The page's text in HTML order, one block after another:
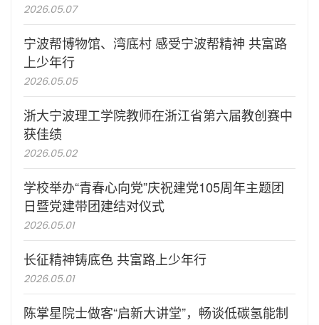
2026.05.07
宁波帮博物馆、湾底村 感受宁波帮精神 共富路
上少年行
2026.05.05
浙大宁波理工学院教师在浙江省第六届教创赛中
获佳绩
2026.05.02
学校举办“青春心向党”庆祝建党105周年主题团
日暨党建带团建结对仪式
2026.05.01
长征精神铸底色 共富路上少年行
2026.05.01
陈掌星院士做客“启新大讲堂”，畅谈低碳氢能制